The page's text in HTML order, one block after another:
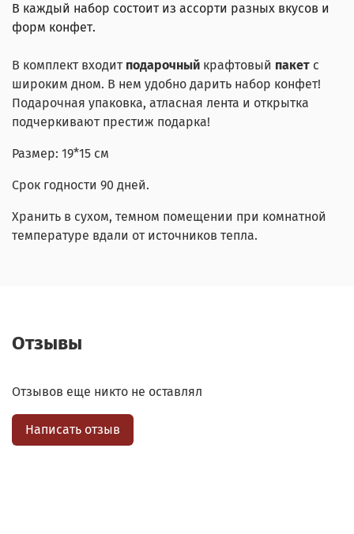
В каждый набор состоит из ассорти разных вкусов и
форм конфет.
В комплект входит подарочный крафтовый пакет с
широким дном. В нем удобно дарить набор конфет!
Подарочная упаковка, атласная лента и открытка
подчеркивают престиж подарка!
Размер: 19*15 см
Срок годности 90 дней.
Хранить в сухом, темном помещении при комнатной
температуре вдали от источников тепла.
Отзывы
Отзывов еще никто не оставлял
Написать отзыв